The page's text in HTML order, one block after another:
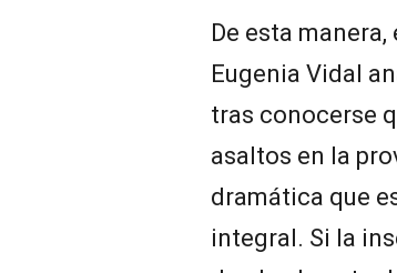
De esta
Eugenia Vidal
tras conocerse
asaltos en la
dramática que
integral. Si la